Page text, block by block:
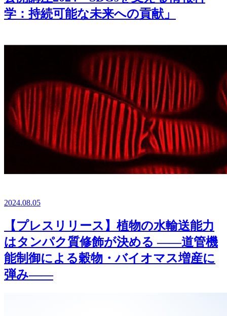
学：持続可能な未来への貢献」
2024.08.05
【プレスリリース】植物の水輸送能力
はタンパク質修飾が決める ――道管機
能制御による穀物・バイオマス増産に
弾み――